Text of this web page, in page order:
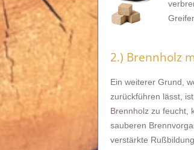
2.) Brennholz
Ein weiterer Grund,
zurückführen lässt,
Brennholz zu feucht,
sauberen
verstärkte